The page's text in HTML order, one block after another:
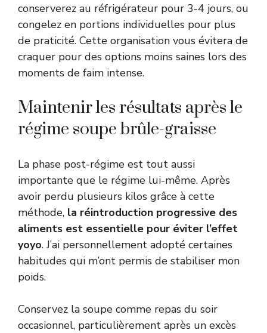
conserverez au réfrigérateur pour 3-4 jours, ou
congelez en portions individuelles pour plus
de praticité. Cette organisation vous évitera de
craquer pour des options moins saines lors des
moments de faim intense.
Maintenir les résultats après le
régime soupe brûle-graisse
La phase post-régime est tout aussi
importante que le régime lui-même. Après
avoir perdu plusieurs kilos grâce à cette
méthode, la réintroduction progressive des
aliments est essentielle pour éviter l’effet
yoyo. J’ai personnellement adopté certaines
habitudes qui m’ont permis de stabiliser mon
poids.
Conservez la soupe comme repas du soir
occasionnel, particulièrement après un excès